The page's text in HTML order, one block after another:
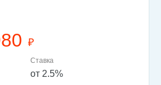
₽
Ставка
от 2.5%